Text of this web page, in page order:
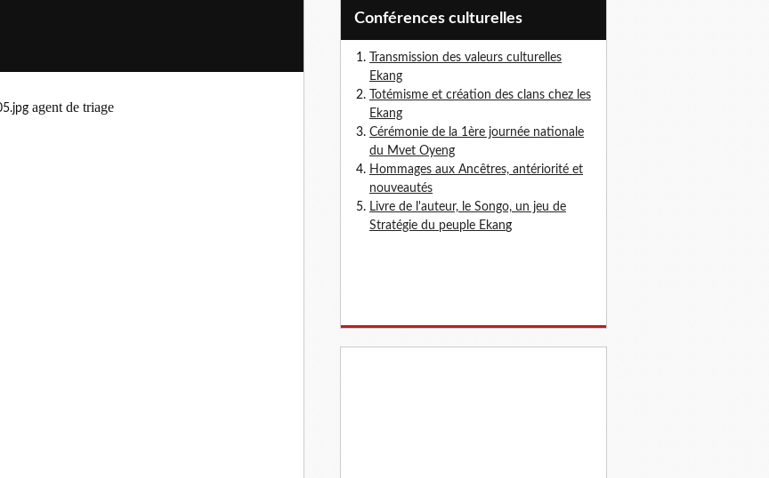
agent de triage
Conférences culturelles
Transmission des valeurs culturelles
Ekang
Totémisme et création des clans chez les
Ekang
Cérémonie de la 1ère journée nationale
du Mvet Oyeng
Hommages aux Ancêtres, antériorité et
nouveautés
Livre de l'auteur, le Songo, un jeu de
Stratégie du peuple Ekang